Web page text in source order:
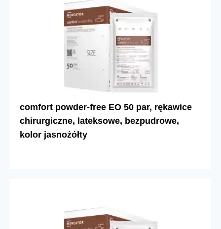
comfort powder-free EO 50 par, rękawice
chirurgiczne, lateksowe, bezpudrowe,
kolor jasnożółty